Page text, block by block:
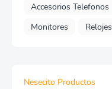
Accesorios Telefonos
Monitores
Relojes
Nesecito Productos